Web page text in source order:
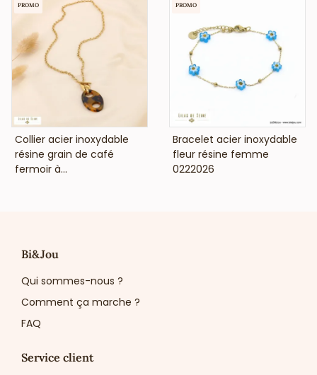
VOIR LE PRIX
Collier acier inoxydable
résine grain de café
fermoir à...
PROMO
VOIR LE PRIX
Bracelet acier inoxydable
fleur résine femme
0222026
PROMO
Bi&Jou
Qui sommes-nous ?
Comment ça marche ?
FAQ
Service client